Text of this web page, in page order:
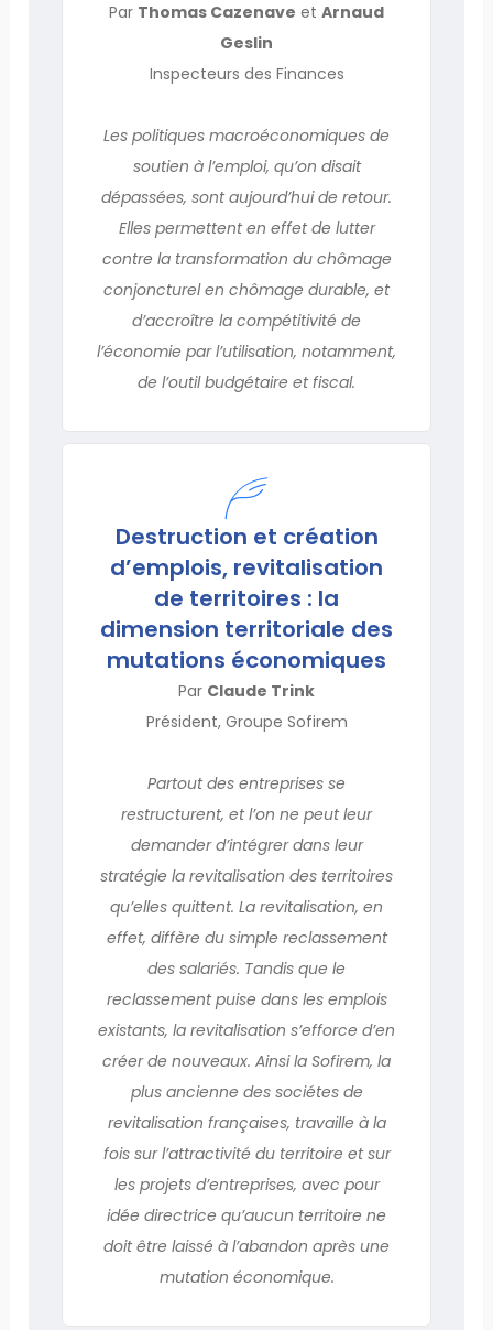
Par Thomas Cazenave et Arnaud
Geslin
Inspecteurs des Finances
Les politiques macroéconomiques de
soutien à l’emploi, qu’on disait
dépassées, sont aujourd’hui de retour.
Elles permettent en effet de lutter
contre la transformation du chômage
conjoncturel en chômage durable, et
d’accroître la compétitivité de
l’économie par l’utilisation, notamment,
de l’outil budgétaire et fiscal.
Destruction et création
d’emplois, revitalisation
de territoires : la
dimension territoriale des
mutations économiques
Par Claude Trink
Président, Groupe Sofirem
Partout des entreprises se
restructurent, et l’on ne peut leur
demander d’intégrer dans leur
stratégie la revitalisation des territoires
qu’elles quittent. La revitalisation, en
effet, diffère du simple reclassement
des salariés. Tandis que le
reclassement puise dans les emplois
existants, la revitalisation s’efforce d’en
créer de nouveaux. Ainsi la Sofirem, la
plus ancienne des sociétes de
revitalisation françaises, travaille à la
fois sur l’attractivité du territoire et sur
les projets d’entreprises, avec pour
idée directrice qu’aucun territoire ne
doit être laissé à l’abandon après une
mutation économique.